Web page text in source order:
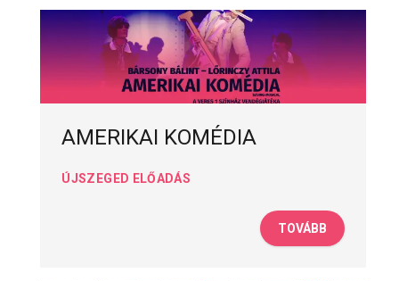
AMERIKAI KOMÉDIA
ÚJSZEGED ELŐADÁS
TOVÁBB